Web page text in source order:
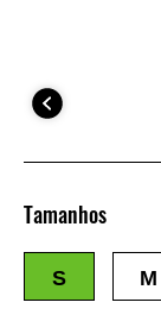
Tamanhos
S M